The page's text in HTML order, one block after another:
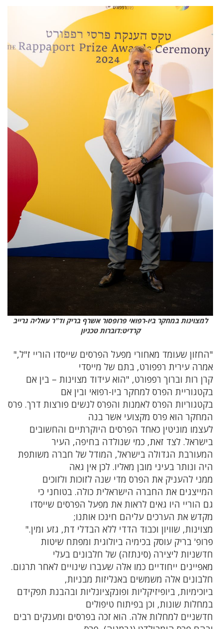
למצוינות במחקר ביו-רפואי פרופסור אשרף בריק וד"ר עאליה גרייב
קרדיט:דוברות טכניון
"החזון שעומד מאחורי מפעל הפרסים שייסדו הוריי ז"ל,"
אמרה עירית רפפורט, בתם של מייסדי
קרן רות וברוך רפפורט, "הוא עידוד מצוינות – בין אם
בקטגוריית הפרס למחקר ביו-רפואי ובין אם
בקטגוריות הפרס לאמנות והפרס לנשים פורצות דרך. פרס
המחקר הוא פרס מקצועי אשר בנה
לעצמו מוניטין כאחד הפרסים היוקרתיים והחשובים
בישראל. לצד זאת, כמי שנולדה בחיפה, העיר
המעורבת הגדולה בישראל, המודל של חברה משותפת
היה ונותר בעיני מובן מאליו. לכן אין גאה
ממני להעניק את הפרס מדי שנה לזוכות ולזוכים
המייצגים את החברה הישראלית כולה. בטוחני כי
גם הוריי היו גאים לראות את מפעל הפרסים שייסדו
מקדש את הערכים עליהם חינכו אותנו;
מצוינות, שוויון וכבוד הדדי ללא הבדלי דת, גזע ומין."
פרופ' בריק עוסק בכימיה ביולוגית ומפתח שיטות
חדשניות ליצירה (סינתזה) של חלבונים בעלי
מאפיינים ייחודיים כמו אלה שעברו שינויים לאחר תרגום.
חלבונים אלה משמשים באנליזות מבניות,
ביוכימיות, ביופיזיקליות ופונקציונליות ובהבנת תפקידם
במחלות שונות, וכן בפיתוח טיפולים
חדשניים למחלות אלה. הוא זכה בפרסים ומענקים רבים